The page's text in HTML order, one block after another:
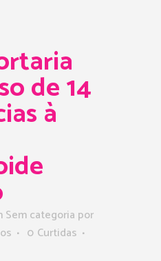
de 14
à
Sem categoria por
0 Curtidas